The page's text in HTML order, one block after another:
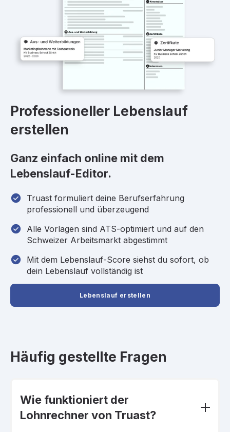
Professioneller Lebenslauf
erstellen
Ganz einfach online mit dem
Lebenslauf-Editor.
Truast formuliert deine Berufserfahrung
professionell und überzeugend
Alle Vorlagen sind ATS-optimiert und auf den
Schweizer Arbeitsmarkt abgestimmt
Mit dem Lebenslauf-Score siehst du sofort, ob
dein Lebenslauf vollständig ist
Lebenslauf erstellen
Häufig gestellte Fragen
Wie funktioniert der
Lohnrechner von Truast?